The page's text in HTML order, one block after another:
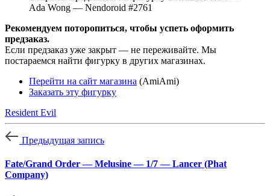
Ada Wong — Nendoroid #2761
Рекомендуем поторопиться, чтобы успеть оформить
предзаказ.
Если предзаказ уже закрыт — не переживайте. Мы
постараемся найти фигурку в других магазинах.
Перейти на сайт магазина (AmiAmi)
Заказать эту фигурку
Resident Evil
Предыдущая запись
Fate/Grand Order — Melusine — 1/7 — Lancer (Phat
Company)